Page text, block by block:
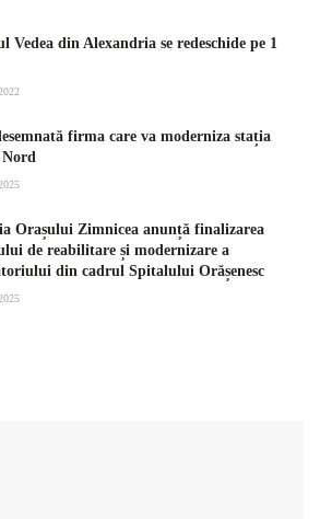
Vedea din Alexandria se redeschide pe 1
firma care va moderniza stația
Orașului Zimnicea anunță finalizarea
de reabilitare și modernizare a
din cadrul Spitalului Orășenesc